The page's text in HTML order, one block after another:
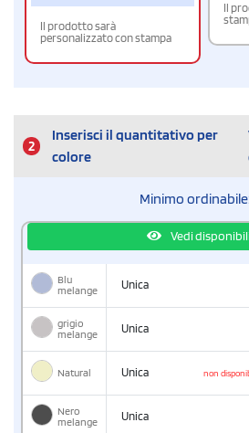
Il prodotto sarà
personalizzato con stampa
Il
2
Inserisci il quantitativo per
colore
Minimo
Vedi
Blu
melange
Unica
grigio
melange
Unica
Natural Unica non
Nero
melange
Unica